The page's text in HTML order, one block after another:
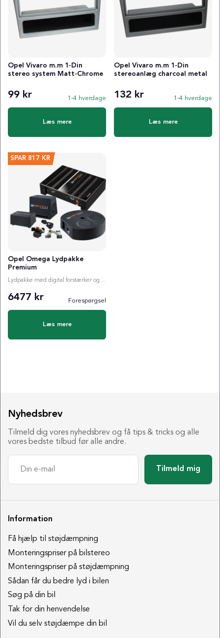
Opel Vivaro m.m 1-Din
stereo system Matt-Chrome
99 kr 1-4 hverdage
Læs mere
Opel Vivaro m.m 1-Din
stereoanlæg charcoal metal
132 kr 1-4 hverdage
Læs mere
SPAR 817 KR
Opel Omega Lydpakke
Premium
Lydpakke med digital forstærker og valgfri subwoofer
6477 kr Forespørgsel
Læs mere
Nyhedsbrev
Tilmeld dig vores nyhedsbrev og få tips & tricks og alle
vores bedste tilbud før alle andre.
Tilmeld mig
Information
Få hjælp til støjdæmpning
Monteringspriser på bilstereo
Monteringspriser på støjdæmpning
Sådan får du bedre lyd i bilen
Søg på din bil
Tak for din henvendelse
Vil du selv støjdæmpe din bil